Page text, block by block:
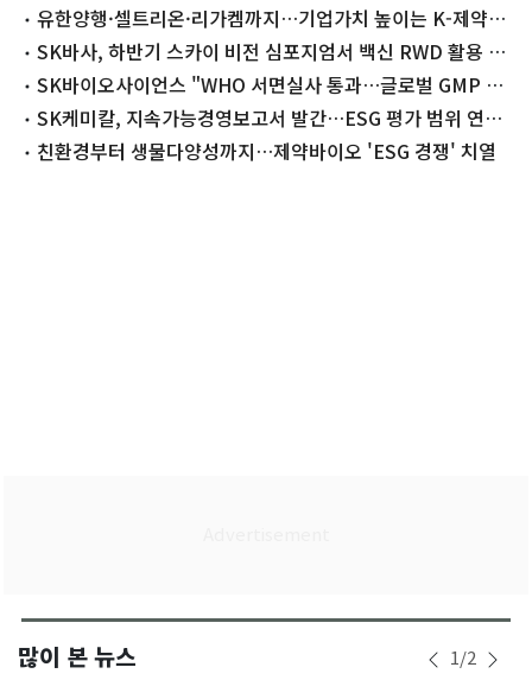
유한양행·셀트리온·리가켐까지…기업가치 높이는 K-제약바
이오SK바사, 하반기 스카이 비전 심포지엄서 백신 RWD 활용 연
구 결과 공유
SK바이오사이언스 "WHO 서면실사 통과…글로벌 GMP 경
쟁력 재입증"
SK케미칼, 지속가능경영보고서 발간…ESG 평가 범위 연결
기준 확대
친환경부터 생물다양성까지…제약바이오 'ESG 경쟁' 치열
많이 본 뉴스 1/2